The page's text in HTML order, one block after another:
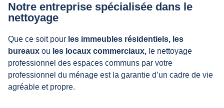
Notre entreprise spécialisée dans le
nettoyage
Que ce soit pour les immeubles résidentiels, les
bureaux ou les locaux commerciaux, le nettoyage
professionnel des espaces communs par votre
professionnel du ménage est la garantie d’un cadre de vie
agréable et propre.